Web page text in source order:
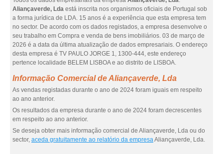
Aliançaverde, Lda está inscrita nos organismos oficiais de Portugal sob
a forma jurídica de LDA. 15 anos é a experiência que esta empresa tem
no sector. De acordo com os dados registados, a empresa desenvolve o
seu trabalho em Compra e venda de bens imobiliários. 03 de março de
2026 é a data da última atualização de dados empresariais. O endereço
desta empresa é TV PAULO JORGE 1, 1300-444, este endereço
pertence localidade BELEM LISBOA e ao distrito de LISBOA.
Informação Comercial de Aliançaverde, Lda
As vendas registadas durante o ano de 2024 foram iguais em respeito
ao ano anterior.
Os resultados da empresa durante o ano de 2024 foram decrescentes
em respeito ao ano anterior.
Se deseja obter mais informação comercial de Aliançaverde, Lda ou do
sector, aceda gratuitamente ao relatório da empresaAliançaverde, Lda.